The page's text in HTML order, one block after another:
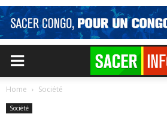
Home Société
Société